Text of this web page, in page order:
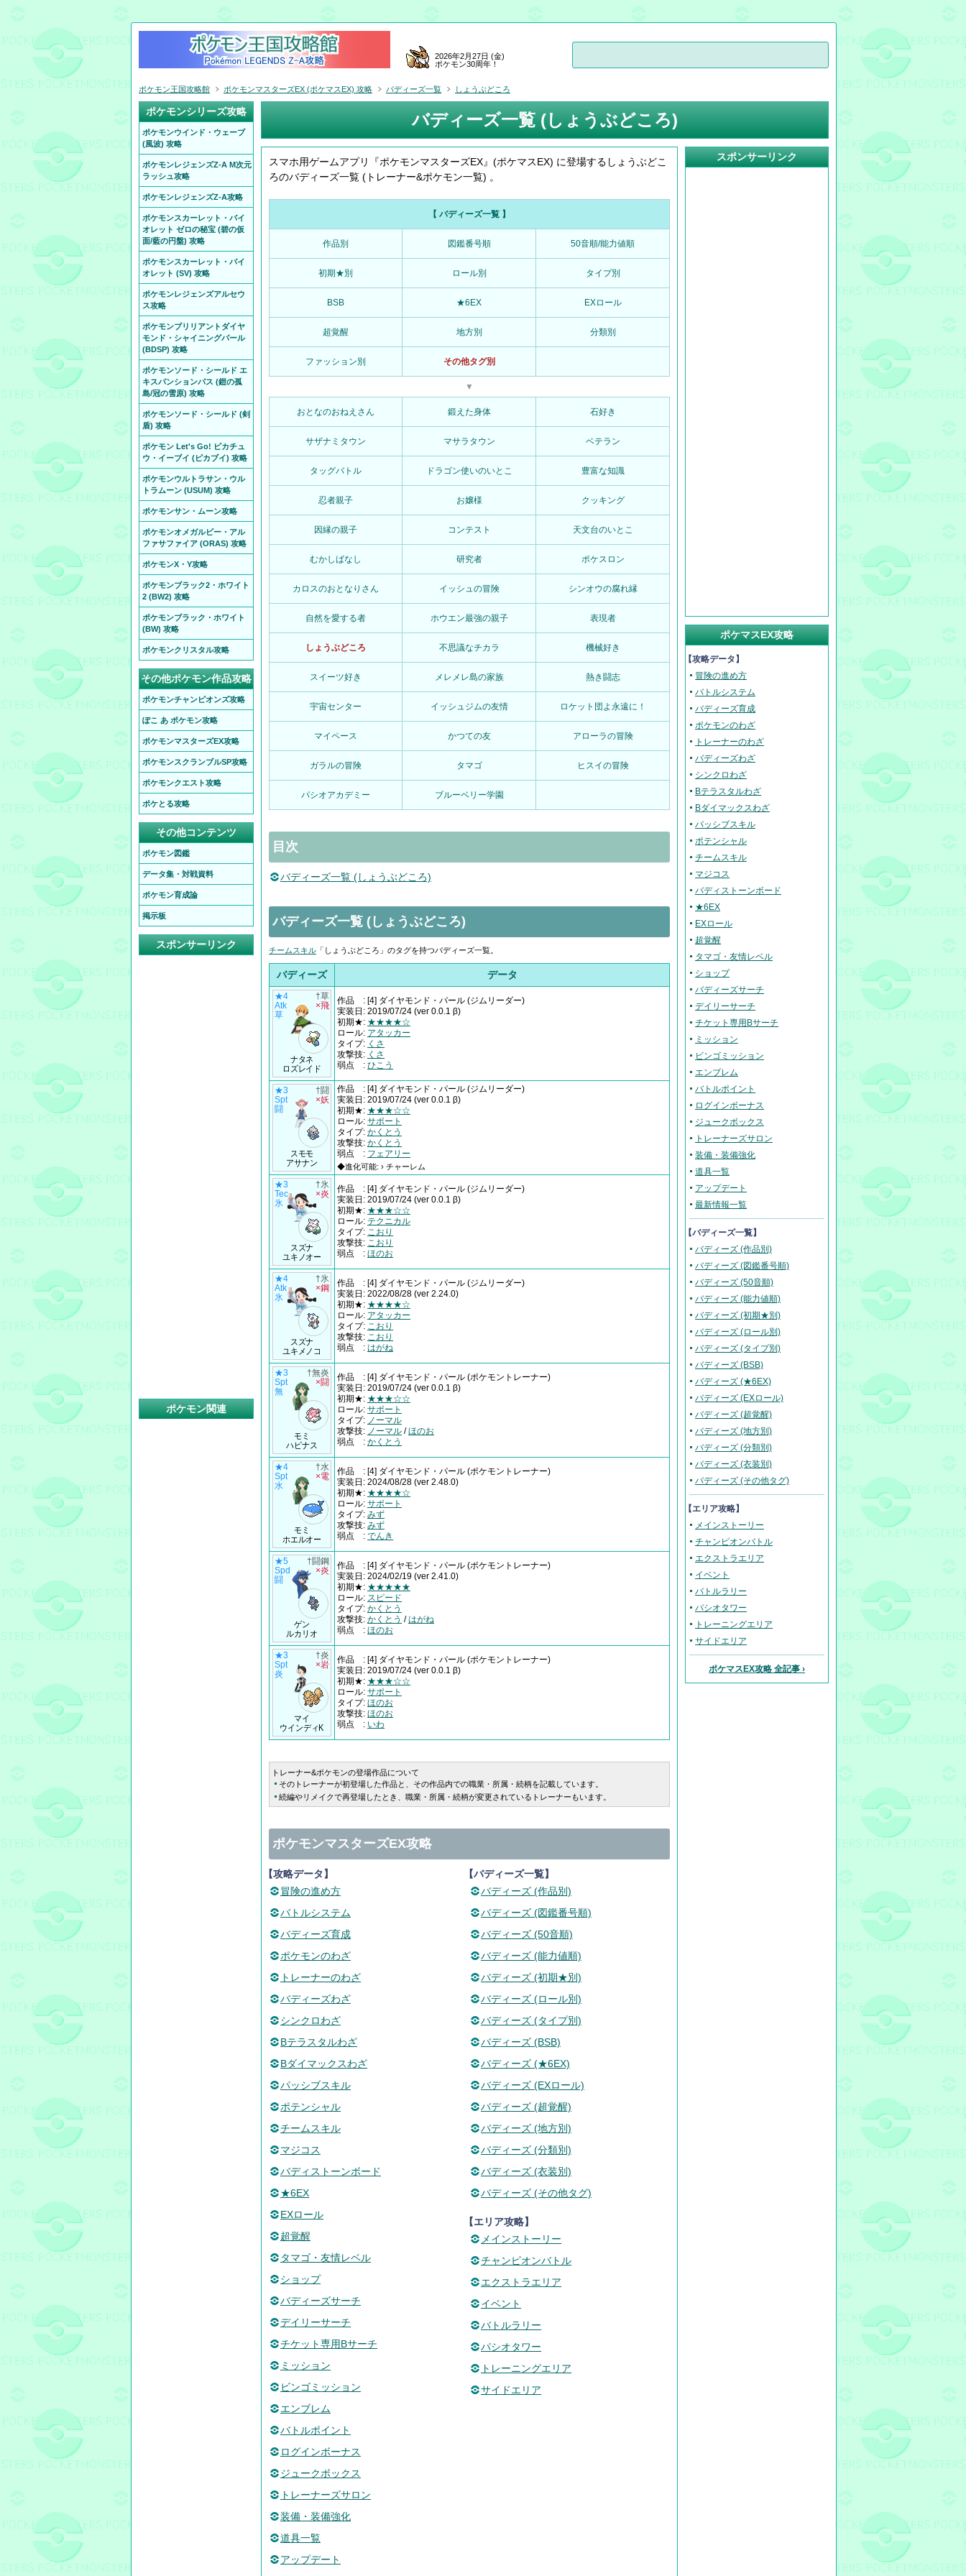
バディーズ一覧 (しょうぶどころ)
スマホ用ゲームアプリ『ポケモンマスターズEX』(ポケマスEX) に登場するしょうぶどこ
ろのバディーズ一覧 (トレーナー&ポケモン一覧) 。
【 バディーズ一覧 】
作品別 図鑑番号順 50音順/能力値順
初期★別 ロール別 タイプ別
BSB ★6EX EXロール
超覚醒 地方別 分類別
ファッション別 その他タグ別
▼
おとなのおねえさん 鍛えた身体 石好き
サザナミタウン マサラタウン ベテラン
タッグバトル ドラゴン使いのいとこ 豊富な知識
忍者親子 お嬢様 クッキング
因縁の親子 コンテスト 天文台のいとこ
むかしばなし 研究者 ポケスロン
カロスのおとなりさん イッシュの冒険 シンオウの腐れ縁
自然を愛する者 ホウエン最強の親子 表現者
しょうぶどころ 不思議なチカラ 機械好き
スイーツ好き メレメレ島の家族 熱き闘志
宇宙センター イッシュジムの友情 ロケット団よ永遠に！
マイペース かつての友 アローラの冒険
ガラルの冒険 タマゴ ヒスイの冒険
パシオアカデミー ブルーベリー学園
目次
バディーズ一覧 (しょうぶどころ)
バディーズ一覧 (しょうぶどころ)
チームスキル 「しょうぶどころ」のタグを持つバディーズ一覧。
バディーズ データ
★4
Atk
草
ナタネ
ロズレイド
†草
×飛
作品 : [4] ダイヤモンド・パール (ジムリーダー)
実装日 : 2019/07/24 (ver 0.0.1 β)
初期★: ★★★★☆
ロール: アタッカー
タイプ: くさ
攻撃技: くさ
弱点
: ひこう
★3
Spt
闘
スモモ
アサナン
†闘
×妖
作品 : [4] ダイヤモンド・パール (ジムリーダー)
実装日 : 2019/07/24 (ver 0.0.1 β)
初期★: ★★★☆☆
ロール: サポート
タイプ: かくとう
攻撃技: かくとう
弱点
: フェアリー
◆進化可能: › チャーレム
★3
Tec
氷
スズナ
ユキノオー
†氷
×炎
作品 : [4] ダイヤモンド・パール (ジムリーダー)
実装日 : 2019/07/24 (ver 0.0.1 β)
初期★: ★★★☆☆
ロール: テクニカル
タイプ: こおり
攻撃技: こおり
弱点
: ほのお
★4
Atk
氷
スズナ
ユキメノコ
†氷
×鋼
作品 : [4] ダイヤモンド・パール (ジムリーダー)
実装日 : 2022/08/28 (ver 2.24.0)
初期★: ★★★★☆
ロール: アタッカー
タイプ: こおり
攻撃技: こおり
弱点
: はがね
★3
Spt
無
モミ
ハピナス
†無炎
×闘
作品 : [4] ダイヤモンド・パール (ポケモントレーナー)
実装日 : 2019/07/24 (ver 0.0.1 β)
初期★: ★★★☆☆
ロール: サポート
タイプ: ノーマル
攻撃技: ノーマル /ほのお
弱点
: かくとう
★4
Spt
水
モミ
ホエルオー
†水
×電
作品 : [4] ダイヤモンド・パール (ポケモントレーナー)
実装日 : 2024/08/28 (ver 2.48.0)
初期★: ★★★★☆
ロール: サポート
タイプ: みず
攻撃技: みず
弱点
: でんき
★5
Spd
闘
ゲン
ルカリオ
†闘鋼
×炎
作品 : [4] ダイヤモンド・パール (ポケモントレーナー)
実装日 : 2024/02/19 (ver 2.41.0)
初期★: ★★★★★
ロール: スピード
タイプ: かくとう
攻撃技: かくとう /はがね
弱点
: ほのお
★3
Spt
炎
マイ
ウインディK
†炎
×岩
作品 : [4] ダイヤモンド・パール (ポケモントレーナー)
実装日 : 2019/07/24 (ver 0.0.1 β)
初期★: ★★★☆☆
ロール: サポート
タイプ: ほのお
攻撃技: ほのお
弱点
: いわ
トレーナー&ポケモンの登場作品について
そのトレーナーが初登場した作品と、その作品内での職業・所属・続柄を記載しています。
続編やリメイクで再登場したとき、職業・所属・続柄が変更されているトレーナーもいます。
ポケモンマスターズEX攻略
【攻略データ】
冒険の進め方
バトルシステム
バディーズ育成
ポケモンのわざ
トレーナーのわざ
バディーズわざ
シンクロわざ
Bテラスタルわざ
Bダイマックスわざ
パッシブスキル
ポテンシャル
チームスキル
マジコス
バディストーンボード
★6EX
EXロール
超覚醒
タマゴ・友情レベル
ショップ
バディーズサーチ
デイリーサーチ
チケット専用Bサーチ
ミッション
ビンゴミッション
エンブレム
バトルポイント
ログインボーナス
ジュークボックス
トレーナーズサロン
装備・装備強化
道具一覧
アップデート
【バディーズ一覧】
バディーズ (作品別)
バディーズ (図鑑番号順)
バディーズ (50音順)
バディーズ (能力値順)
バディーズ (初期★別)
バディーズ (ロール別)
バディーズ (タイプ別)
バディーズ (BSB)
バディーズ (★6EX)
バディーズ (EXロール)
バディーズ (超覚醒)
バディーズ (地方別)
バディーズ (分類別)
バディーズ (衣装別)
バディーズ (その他タグ)
【エリア攻略】
メインストーリー
チャンピオンバトル
エクストラエリア
イベント
バトルラリー
パシオタワー
トレーニングエリア
サイドエリア
スポンサーリンク
ポケマスEX攻略
【攻略データ】
冒険の進め方
バトルシステム
バディーズ育成
ポケモンのわざ
トレーナーのわざ
バディーズわざ
シンクロわざ
Bテラスタルわざ
Bダイマックスわざ
パッシブスキル
ポテンシャル
チームスキル
マジコス
バディストーンボード
★6EX
EXロール
超覚醒
タマゴ・友情レベル
ショップ
バディーズサーチ
デイリーサーチ
チケット専用Bサーチ
ミッション
ビンゴミッション
エンブレム
バトルポイント
ログインボーナス
ジュークボックス
トレーナーズサロン
装備・装備強化
道具一覧
アップデート
最新情報一覧
【バディーズ一覧】
バディーズ (作品別)
バディーズ (図鑑番号順)
バディーズ (50音順)
バディーズ (能力値順)
バディーズ (初期★別)
バディーズ (ロール別)
バディーズ (タイプ別)
バディーズ (BSB)
バディーズ (★6EX)
バディーズ (EXロール)
バディーズ (超覚醒)
バディーズ (地方別)
バディーズ (分類別)
バディーズ (衣装別)
バディーズ (その他タグ)
【エリア攻略】
メインストーリー
チャンピオンバトル
エクストラエリア
イベント
バトルラリー
パシオタワー
トレーニングエリア
サイドエリア
ポケマスEX攻略 全記事 ›
2026年2月27日 (金)
ポケモン30周年！
ポケモン王国攻略館 ポケモンマスターズEX (ポケマスEX) 攻略 バディーズ一覧 しょうぶどころ
ポケモンシリーズ攻略
ポケモンウインド・ウェーブ
(風波) 攻略
ポケモンレジェンズZ-A M次元
ラッシュ攻略
ポケモンレジェンズZ-A攻略
ポケモンスカーレット・バイ
オレット ゼロの秘宝 (碧の仮
面/藍の円盤) 攻略
ポケモンスカーレット・バイ
オレット (SV) 攻略
ポケモンレジェンズアルセウ
ス攻略
ポケモンブリリアントダイヤ
モンド・シャイニングパール
(BDSP) 攻略
ポケモンソード・シールド エ
キスパンションパス (鎧の孤
島/冠の雪原) 攻略
ポケモンソード・シールド (剣
盾) 攻略
ポケモン Let's Go! ピカチュ
ウ・イーブイ (ピカブイ) 攻略
ポケモンウルトラサン・ウル
トラムーン (USUM) 攻略
ポケモンサン・ムーン攻略
ポケモンオメガルビー・アル
ファサファイア (ORAS) 攻略
ポケモンX・Y攻略
ポケモンブラック2・ホワイト
2 (BW2) 攻略
ポケモンブラック・ホワイト
(BW) 攻略
ポケモンクリスタル攻略
その他ポケモン作品攻略
ポケモンチャンピオンズ攻略
ぽこ あ ポケモン攻略
ポケモンマスターズEX攻略
ポケモンスクランブルSP攻略
ポケモンクエスト攻略
ポケとる攻略
その他コンテンツ
ポケモン図鑑
データ集・対戦資料
ポケモン育成論
掲示板
スポンサーリンク
ポケモン関連